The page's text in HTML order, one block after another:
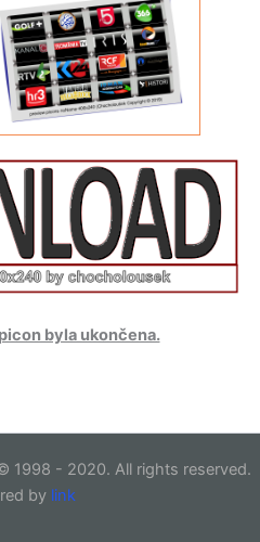
byla ukončena.
1998 - 2020. All rights reserved.
by link